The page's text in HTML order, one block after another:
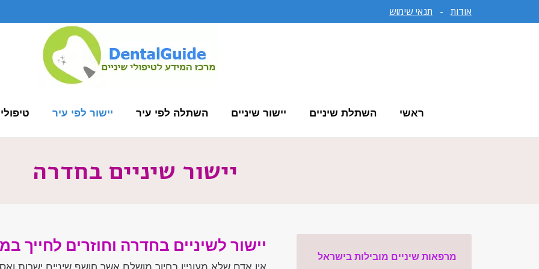
אודות - תנאי שימוש
ראשי השתלת שיניים יישור שיניים השתלה לפי עיר יישור לפי עיר
יישור שיניים בחדרה
יישור לשיניים בחדרה וחוזרים לחייך
מרפאות שיניים מובילות בישראל